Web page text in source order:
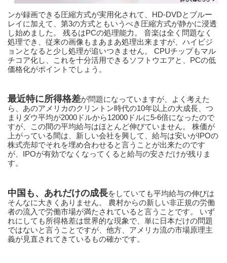
ンが録画できる圧縮方式が実用化されて、HD-DVDとブルー
レイに加えて、第3の方式ともいうべき圧縮方式が静かに浸透
し始めました。 残るはPCの処理能力。 音楽は全く問題なく
処理でき、従来の画像もまあまあ処理出来ますが、ハイビジ
ョンとなると少し処理が追いつきません。 CPUチップもマル
チコア化し、これを十分活用できるソフトウエアと、PCの低
価格化がポイントでしょう。
最近特に所得格差が問題になっていますが、よく考えた
ら、あのアメリカのクリントン時代の10年以上の大成長、つ
まりダウ平均が2000ドルから12000ドルに5-6倍になったので
すが、この間の平均給与はほとんど伸びていません。 株価が
上がっている間は、新しい会社を興して、給与は安いがIPOの
株式売却でそれを埋め合わせると言うことが出来たのです
が、IPOが有効でなくなってくると給与の安さだけが残りま
す。
中国も、あれだけの成長をしていても平均給与の伸びは
そんなに大きくありません。 農村からの新しい非正規の労働
者の流入で労働市場が満たされていると言うことです。 いず
れにしても所得格差は世界的な現象で、単に日本だけの問題
ではないと言うことですが、他方、アメリカ流の市場原理主
義が見直されてきているもの確かです。